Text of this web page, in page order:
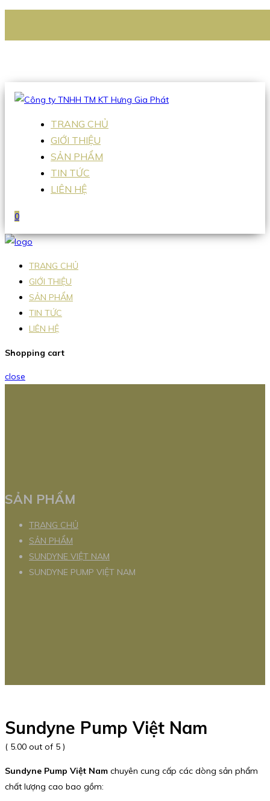
Hotline:0938 336 079
TRANG CHỦ
GIỚI THIỆU
SẢN PHẨM
TIN TỨC
LIÊN HỆ
0
TRANG CHỦ
GIỚI THIỆU
SẢN PHẨM
TIN TỨC
LIÊN HỆ
Shopping cart
close
SẢN PHẨM
TRANG CHỦ
SẢN PHẨM
SUNDYNE VIỆT NAM
SUNDYNE PUMP VIỆT NAM
Sundyne Pump Việt Nam
( 5.00 out of 5 )
Sundyne Pump Việt Nam chuyên cung cấp các dòng sản phẩm
chất lượng cao bao gồm: